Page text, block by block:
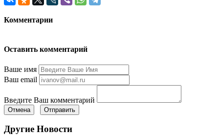
Комментарии
Оставить комментарий
Ваше имя
Ваш email
Введите Ваш комментарий
Отмена Отправить
Другие Новости